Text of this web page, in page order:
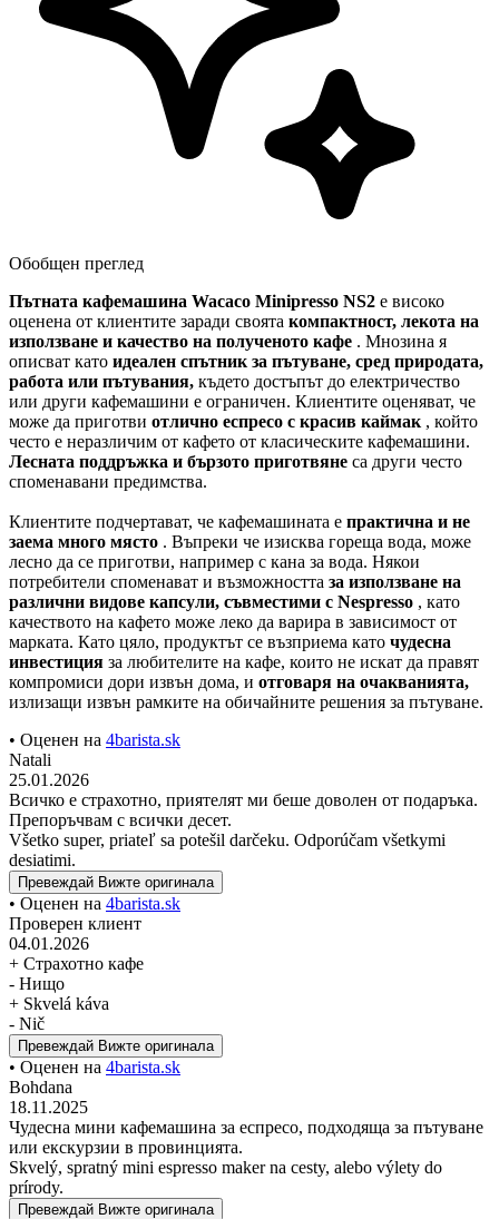
Обобщен преглед
Пътната кафемашина Wacaco Minipresso NS2 е високо
оценена от клиентите заради своята компактност, лекота на
използване и качество на полученото кафе . Мнозина я
описват като идеален спътник за пътуване, сред природата,
работа или пътувания, където достъпът до електричество
или други кафемашини е ограничен. Клиентите оценяват, че
може да приготви отлично еспресо с красив каймак , който
често е неразличим от кафето от класическите кафемашини.
Лесната поддръжка и бързото приготвяне са други често
споменавани предимства.
Клиентите подчертават, че кафемашината е практична и не
заема много място . Въпреки че изисква гореща вода, може
лесно да се приготви, например с кана за вода. Някои
потребители споменават и възможността за използване на
различни видове капсули, съвместими с Nespresso , като
качеството на кафето може леко да варира в зависимост от
марката. Като цяло, продуктът се възприема като чудесна
инвестиция за любителите на кафе, които не искат да правят
компромиси дори извън дома, и отговаря на очакванията,
излизащи извън рамките на обичайните решения за пътуване.
• Оценен на 4barista.sk
Natali
25.01.2026
Всичко е страхотно, приятелят ми беше доволен от подаръка.
Препоръчвам с всички десет.
Všetko super, priateľ sa potešil darčeku. Odporúčam všetkymi
desiatimi.
Превеждай Вижте оригинала
• Оценен на 4barista.sk
Проверен клиент
04.01.2026
+ Страхотно кафе
- Нищо
+ Skvelá káva
- Nič
Превеждай Вижте оригинала
• Оценен на 4barista.sk
Bohdana
18.11.2025
Чудесна мини кафемашина за еспресо, подходяща за пътуване
или екскурзии в провинцията.
Skvelý, spratný mini espresso maker na cesty, alebo výlety do
prírody.
Превеждай Вижте оригинала